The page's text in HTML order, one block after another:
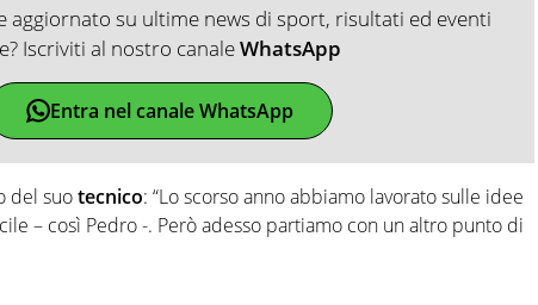
aggiornato su ultime news di sport, risultati ed eventi
Iscriviti al nostro canaleWhatsApp
Entra nel canale WhatsApp
del suotecnico: “Lo scorso anno abbiamo lavorato sulle idee
– così Pedro -. Però adesso partiamo con un altro punto di